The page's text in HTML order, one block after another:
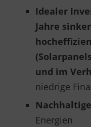
Idealer
Jahre
und im
niedrige
Energien